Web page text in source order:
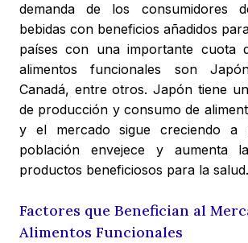
demanda de los consumidores
bebidas con beneficios añadidos
países con una importante cuota
alimentos funcionales son
Canadá, entre otros. Japón tiene
de producción y consumo de
y el mercado sigue creciendo a
población envejece y aumenta
productos beneficiosos para la salud.
Factores que Benefician al
Alimentos Funcionales